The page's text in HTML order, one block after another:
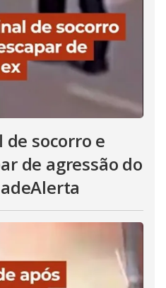
socorro e
de agressão do